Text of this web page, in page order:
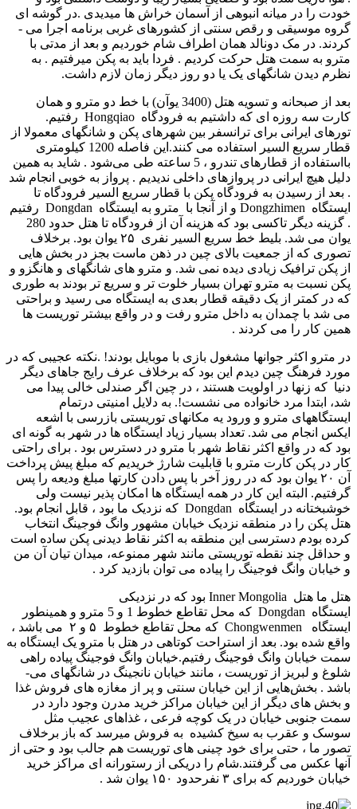
خودت را در میانه انبوهی از آسمان خراش ها می­دیدی .در گوشه ای
گروه موسیقی و رقص سنتی از کشورهای غربی برنامه اجرا می ­
کردند. در مک دونالد همان اطراف شام خوردیم و بعد از مدتی با
مترو به سمت هتل حرکت کردیم . فردا باید به پکن میرفتیم . به
نظرم دیدن شانگهای یک یا دو روز دیگر زمان لازم داشت.
بعد از صبحانه و تسویه هتل (3400 یوآن) با خط دو مترو و همان
کارت سه روزه ای که داشتیم به فرودگاه Hongqiao رفتیم.
تورهای ایرانی برای ترانسفر بین شهرهای پکن و شانگهای معمولا از
قطار سریع السیر استفاده می­ کنند.این فاصله 1200 کیلومتری
بااستفاده از قطارهای تندرو ، 5 ساعته طی می‌شود . شاید به همین
دلیل هیچ ایرانی در پروازهای داخلی ندیدیم . پرواز به خوبی انجام شد
. بعد از رسیدن به فرودگاه پکن با قطار سریع السیر فرودگاه تا
ایستگاه Dongzhimen و از آنجا با مترو به ایستگاه Dongdan رفتیم
. گزینه دیگر تاکسی بود که هزینه آن از فرودگاه تا هتل حدود 280
یوان می­ شد. بلیط خط سریع السیر نفری ۲۵ یوان بود. برخلاف
تصوری که از جمعیت بالای چین در ذهن ماست بجز در بخش هایی
از پکن ترافیک زیادی دیده نمی شد. و مترو های شانگهای و هانگزو و
پکن نسبت به مترو تهران بسیار خلوت تر و سریع تر بودند به طوری
که در کمتر از یک دقیقه قطار بعدی به ایستگاه می­ رسید و براحتی
می شد با چمدان به داخل مترو رفت و در واقع بیشتر توریست ها
همین کار را می کردند .
در مترو اکثر جوانها مشغول بازی با موبایل بودند! .نکته عجیبی که در
مورد فرهنگ چین دیدم این بود که برخلاف عرف رایج جاهای دیگر
دنیا که زنها در اولویت هستند ، در چین اگر صندلی خالی پیدا می
شد، ابتدا مرد خانواده می نشست!. به دلایل امنیتی درتمام
ایستگاههای مترو و ورود یه مکانهای توریستی بازرسی با اشعه
ایکس انجام می شد. تعداد بسیار زیاد ایستگاه ها در شهر به گونه ای
بود که در واقع اکثر نقاط شهر با مترو در دسترس بود . برای راحتی
کار در پکن کارت مترو با قابلیت شارژ خریدیم که مبلغ پیش پرداخت
آن ۲۰ یوان بود که در روز آخر با پس دادن کارتها مبلغ ودیعه را پس
گرفتیم. البته این کار در همه ایستگاه ها امکان پذیر نیست ولی
خوشبختانه در ایستگاه Dongdan که نزدیک ما بود ، قابل انجام بود.
هتل پکن را در منطقه نزدیک خیابان مشهور وانگ فوجینگ انتخاب
کرده بودم دسترسی این منطقه به اکثر نقاط دیدنی پکن ساده است
و حداقل چند نقطه توریستی مانند شهر ممنوعه، میدان تیان آن من
و خیابان وانگ فوجینگ را پیاده می­ توان بازدید کرد .
هتل ما هتل Inner Mongolia بود که در نزدیکی
ایستگاه Dongdan که محل تقاطع خطوط 1 و 5 مترو و همینطور
ایستگاه Chongwenmen که محل تقاطع خطوط ۵ و ۲ می­ باشد ،
واقع شده بود. بعد از استراحت کوتاهی در هتل با مترو یک ایستگاه به
سمت خیابان وانگ فوجینگ رفتیم.خیابان وانگ فوجینگ پیاده راهی
شلوغ و لبریز از توریست ، مانند خیابان نانجینگ در شانگهای می­
باشد . بخش‌هایی از این خیابان سنتی و پر از مغازه های فروش غذا
و بخش های دیگر از این خیابان مراکز خرید مدرن وجود دارد در
سمت جنوبی خیابان در یک کوچه فرعی ، غذاهای عجیب مثل
سوسک و عقرب به سیخ کشیده به فروش می­رسد که باز برخلاف
تصور ما ، حتی برای خود چینی های توریست هم جالب بود و حتی از
آنها عکس می­ گرفتند.شام را دریکی از رستورانه ای مراکز خرید
خیابان خوردیم که برای ۳ نفرحدود ۱۵۰ یوان شد .